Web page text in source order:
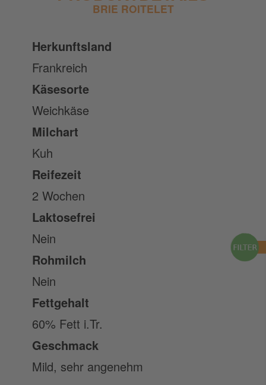
BRIE ROITELET
Herkunftsland
Frankreich
Käsesorte
Weichkäse
Milchart
Kuh
Reifezeit
2 Wochen
Laktosefrei
Nein
Rohmilch
Nein
Fettgehalt
60% Fett i.Tr.
Geschmack
Mild, sehr angenehm